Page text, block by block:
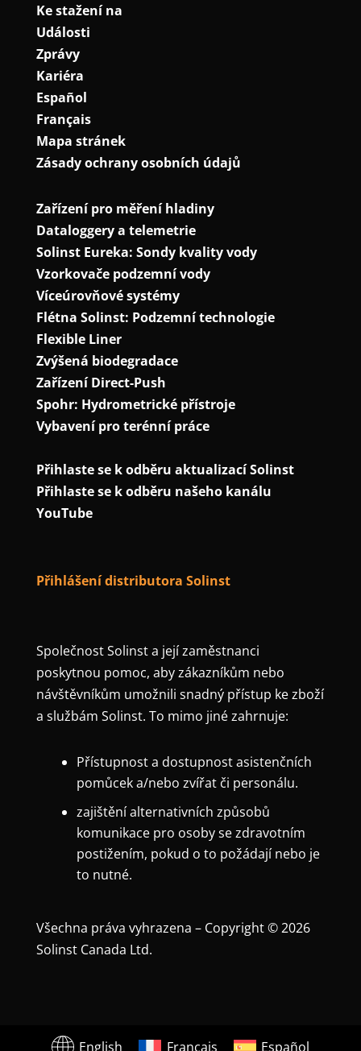
Ke stažení na
Události
Zprávy
Kariéra
Español
Français
Mapa stránek
Zásady ochrany osobních údajů
Zařízení pro měření hladiny
Dataloggery a telemetrie
Solinst Eureka: Sondy kvality vody
Vzorkovače podzemní vody
Víceúrovňové systémy
Flétna Solinst: Podzemní technologie
Flexible Liner
Zvýšená biodegradace
Zařízení Direct-Push
Spohr: Hydrometrické přístroje
Vybavení pro terénní práce
Přihlaste se k odběru aktualizací Solinst
Přihlaste se k odběru našeho kanálu
YouTube
Přihlášení distributora Solinst
Společnost Solinst a její zaměstnanci
poskytnou pomoc, aby zákazníkům nebo
návštěvníkům umožnili snadný přístup ke zboží
a službám Solinst. To mimo jiné zahrnuje:
Přístupnost a dostupnost asistenčních
pomůcek a/nebo zvířat či personálu.
zajištění alternativních způsobů
komunikace pro osoby se zdravotním
postižením, pokud o to požádají nebo je
to nutné.
Všechna práva vyhrazena – Copyright © 2026
Solinst Canada Ltd.
English Français Español